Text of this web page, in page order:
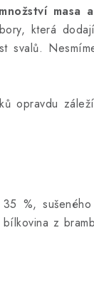
masa
která
opravdu
%,
z